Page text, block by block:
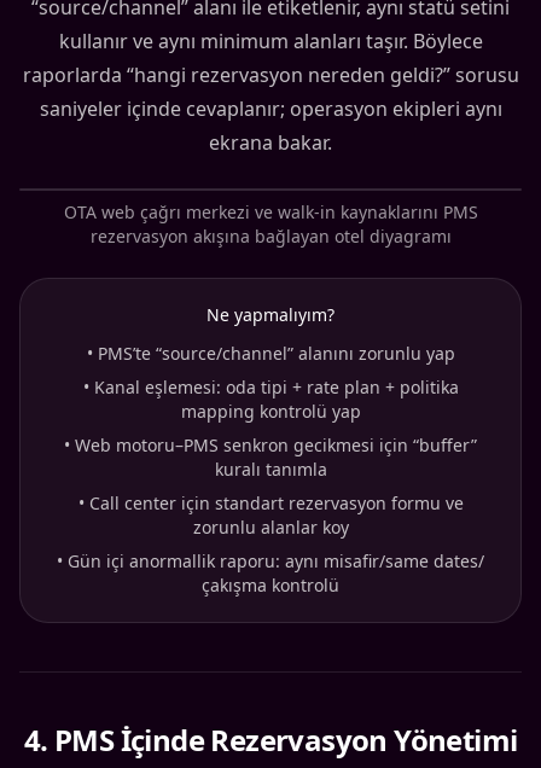
“source/channel” alanı ile etiketlenir, aynı statü setini
kullanır ve aynı minimum alanları taşır. Böylece
raporlarda “hangi rezervasyon nereden geldi?” sorusu
saniyeler içinde cevaplanır; operasyon ekipleri aynı
ekrana bakar.
OTA web çağrı merkezi ve walk-in kaynaklarını PMS
rezervasyon akışına bağlayan otel diyagramı
Ne yapmalıyım?
• PMS’te “source/channel” alanını zorunlu yap
• Kanal eşlemesi: oda tipi + rate plan + politika
mapping kontrolü yap
• Web motoru–PMS senkron gecikmesi için “buffer”
kuralı tanımla
• Call center için standart rezervasyon formu ve
zorunlu alanlar koy
• Gün içi anormallik raporu: aynı misafir/same dates/
çakışma kontrolü
4. PMS İçinde Rezervasyon Yönetimi